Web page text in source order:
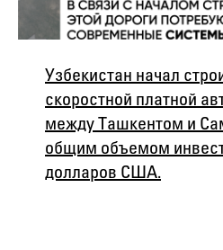
Узбекистан начал
скоростной платной
между Ташкентом и
общим объемом
долларов США.